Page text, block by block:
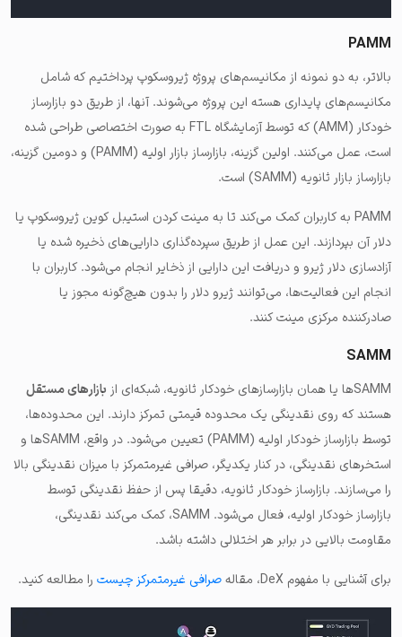
PAMM
بالاتر، به دو نمونه از مکانیسم‌های پروژه ژیروسکوپ پرداختیم که شامل
مکانیسم‌های پایداری هسته این پروژه می‌شوند. آنها، از طریق دو بازارساز
خودکار (AMM) که توسط آزمایشگاه FTL به صورت اختصاصی طراحی شده
است، عمل می‌کنند. اولین گزینه، بازارساز بازار اولیه (PAMM) و دومین گزینه،
بازارساز بازار ثانویه (SAMM) است.
PAMM به کاربران کمک می‌کند تا به
مینت کردن استیبل کوین ژیروسکوپ یا
دلار آن بپردازند. این عمل از طریق سپرده‌گذاری دارایی‌های ذخیره شده یا
آزادسازی دلار ژیرو و دریافت این دارایی از ذخایر انجام می‌شود. کاربران با
انجام این‌ فعالیت‌ها، می‌توانند ژیرو دلار را بدون هیچ‌گونه مجوز یا
صادرکننده مرکزی مینت کنند.
SAMM
SAMMها یا همان بازارسازهای خودکار ثانویه، شبکه‌ای از
بازارهای مستقل
هستند که روی نقدینگی یک محدوده قیمتی تمرکز دارند. این محدوده‌ها،
توسط بازارساز خودکار اولیه (PAMM) تعیین می‌شود. در واقع، SAMMها و
استخرهای نقدینگی، در کنار یکدیگر، صرافی غیرمتمرکز با میزان نقدینگی بالا
را می‌سازند. بازارساز خودکار ثانویه، دقیقا پس از حفظ نقدینگی توسط
بازارساز خودکار اولیه، فعال می‌شود. SAMM، کمک می‌کند نقدینگی،
مقاومت بالایی در برابر هر اختلالی داشته باشد.
برای آشنایی با مفهوم DeX، مقاله صرافی غیرمتمرکز چیست را مطالعه کنید.